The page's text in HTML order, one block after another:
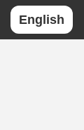
English